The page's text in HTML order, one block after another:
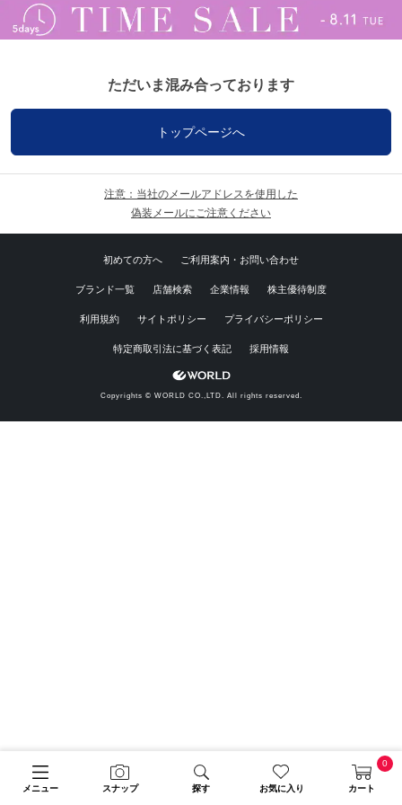
メニュー スナップ 探す お気に入り カート
0
ただいま混み合っております
トップページへ
注意：当社のメールアドレスを使用した
偽装メールにご注意ください
初めての方へ ご利用案内・お問い合わせ
ブランド一覧 店舗検索 企業情報 株主優待制度
利用規約 サイトポリシー プライバシーポリシー
特定商取引法に基づく表記 採用情報
Copyrights © WORLD CO.,LTD. All rights reserved.